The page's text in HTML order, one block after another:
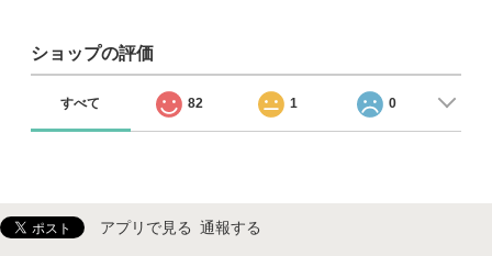
ショップの評価
すべて 82 1 0
アプリで見る 通報する